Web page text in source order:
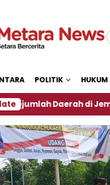
POLITIK HUKUM
di Jember Alami Krisi Air